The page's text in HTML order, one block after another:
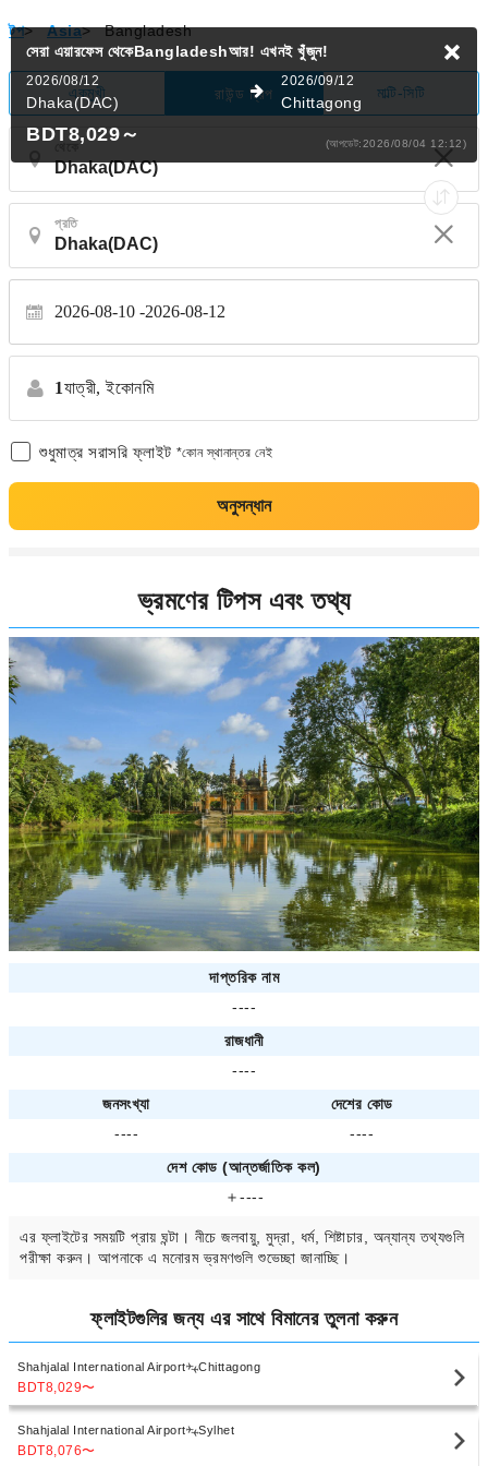
টপ> Asia> Bangladesh
একমুখী রাউন্ড ট্রিপ মাল্টি-সিটি
প্রতি
2026-08-10 2026-08-12
1যাত্রী, ইকোনমি
শুধুমাত্র সরাসরি ফ্লাইট *কোন স্থানান্তর নেই
অনুসন্ধান
সেরা এয়ারফেস থেকেBangladeshআর! এখনই খুঁজুন!
2026/08/12
Dhaka(DAC)
2026/09/12
Chittagong
BDT8,029～ (আপডেট:2026/08/04 12:12)
ভ্রমণের টিপস এবং তথ্য
দাপ্তরিক নাম
----
রাজধানী
----
জনসংখ্যা
দেশের কোড
----
----
দেশ কোড (আন্তর্জাতিক কল)
＋----
এর ফ্লাইটের সময়টি প্রায় ঘন্টা। নীচে জলবায়ু, মুদ্রা, ধর্ম, শিষ্টাচার, অন্যান্য তথ্যগুলি
পরীক্ষা করুন। আপনাকে এ মনোরম ভ্রমণগুলি শুভেচ্ছা জানাচ্ছি।
ফ্লাইটগুলির জন্য এর সাথে বিমানের তুলনা করুন
Shahjalal International Airport Chittagong
BDT8,029〜
Shahjalal International Airport Sylhet
BDT8,076〜